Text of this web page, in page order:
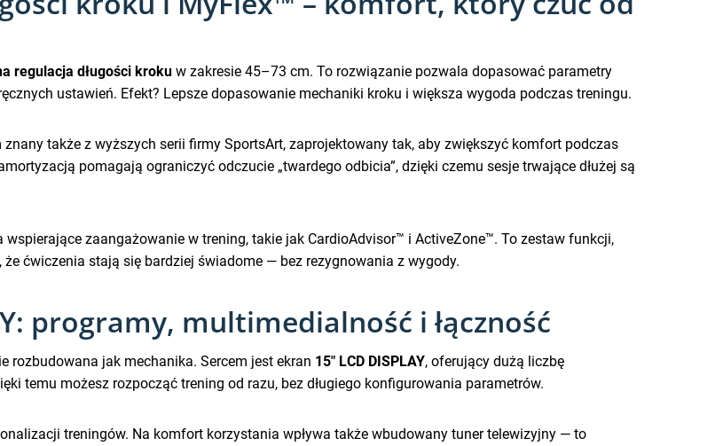
regulacja długości kroku w zakresie 45–73 cm. To rozwiązanie pozwala dopasować parametry
ustawień. Efekt? Lepsze dopasowanie mechaniki kroku i większa wygoda podczas treningu.
znany także z wyższych serii firmy SportsArt, zaprojektowany tak, aby zwiększyć komfort podczas
pomagają ograniczyć odczucie „twardego odbicia”, dzięki czemu sesje trwające dłużej są
wspierające zaangażowanie w trening, takie jak CardioAdvisor™ i ActiveZone™. To zestaw funkcji,
ćwiczenia stają się bardziej świadome — bez rezygnowania z wygody.
programy, multimedialność i łączność
rozbudowana jak mechanika. Sercem jest ekran 15″ LCD DISPLAY, oferujący dużą liczbę
temu możesz rozpocząć trening od razu, bez długiego konfigurowania parametrów.
treningów. Na komfort korzystania wpływa także wbudowany tuner telewizyjny — to